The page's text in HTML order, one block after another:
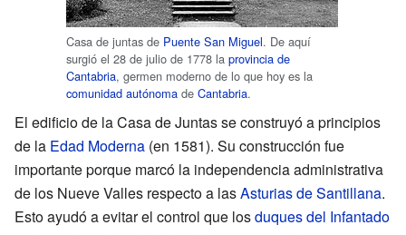
Casa de juntas de Puente San Miguel. De aquí
surgió el 28 de julio de 1778 la provincia de
Cantabria, germen moderno de lo que hoy es la
comunidad autónoma de Cantabria.
El edificio de la Casa de Juntas se construyó a principios
de la Edad Moderna (en 1581). Su construcción fue
importante porque marcó la independencia administrativa
de los Nueve Valles respecto a lasAsturias de Santillana.
Esto ayudó a evitar el control que losduques del Infantado